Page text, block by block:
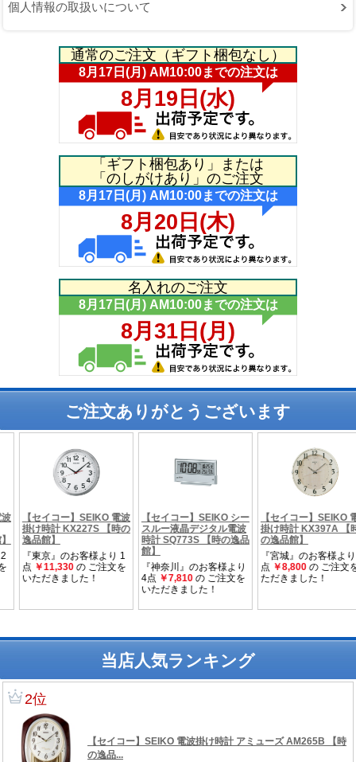
個人情報の取扱いについて
通常のご注文（ギフト梱包なし）
「ギフト梱包あり」または
「のしがけあり」のご注文
名入れのご注文
ご注文ありがとうございます
当店人気ランキング